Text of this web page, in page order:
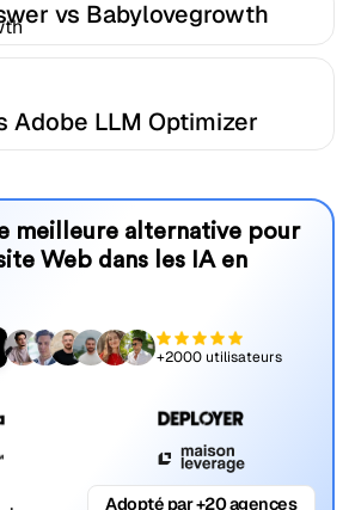
vs Babylovegrowth
Adobe LLM Optimizer
meilleure alternative pour
Web dans les IA en
+2000 utilisateurs
Adopté par +20 agences